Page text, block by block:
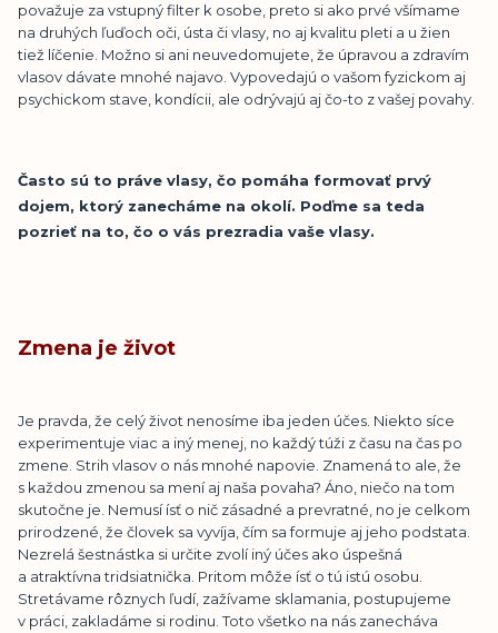
považuje za vstupný filter k osobe, preto si ako prvé všímame
na druhých ľuďoch oči, ústa či vlasy, no aj kvalitu pleti a u žien
tiež líčenie. Možno si ani neuvedomujete, že úpravou a zdravím
vlasov dávate mnohé najavo. Vypovedajú o vašom fyzickom aj
psychickom stave, kondícii, ale odrývajú aj čo-to z vašej povahy.
Často sú to práve vlasy, čo pomáha formovať prvý
dojem, ktorý zanecháme na okolí. Poďme sa teda
pozrieť na to, čo o vás prezradia vaše vlasy.
Zmena je život
Je pravda, že celý život nenosíme iba jeden účes. Niekto síce
experimentuje viac a iný menej, no každý túži z času na čas po
zmene. Strih vlasov o nás mnohé napovie. Znamená to ale, že
s každou zmenou sa mení aj naša povaha? Áno, niečo na tom
skutočne je. Nemusí ísť o nič zásadné a prevratné, no je celkom
prirodzené, že človek sa vyvíja, čím sa formuje aj jeho podstata.
Nezrelá šestnástka si určite zvolí iný účes ako úspešná
a atraktívna tridsiatnička. Pritom môže ísť o tú istú osobu.
Stretávame rôznych ľudí, zažívame sklamania, postupujeme
v práci, zakladáme si rodinu. Toto všetko na nás zanecháva